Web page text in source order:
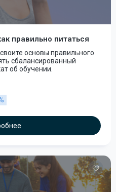
правильно питаться
основы правильного
сбалансированный
об обучении.